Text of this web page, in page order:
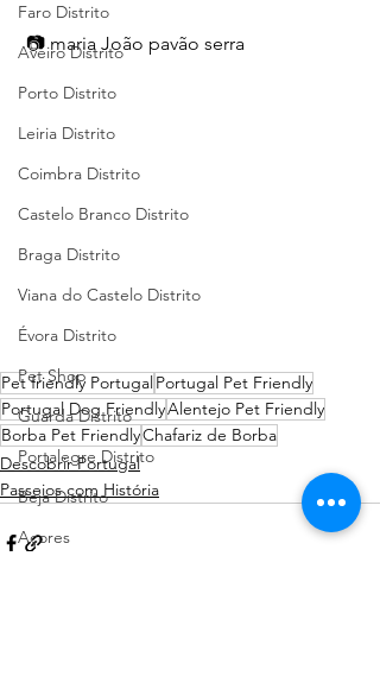
Faro Distrito
Aveiro Distrito
Porto Distrito
Leiria Distrito
Coimbra Distrito
Castelo Branco Distrito
Braga Distrito
Viana do Castelo Distrito
Évora Distrito
Pet Shop
Guarda Distrito
Portalegre Distrito
Beja Distrito
Açores
📷 maria João pavão serra
Pet friendly PortugalPortugal Pet Friendly
Portugal Dog FriendlyAlentejo Pet Friendly
Borba Pet FriendlyChafariz de Borba
Descobrir Portugal
Passeios com História